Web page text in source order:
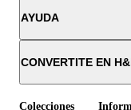
AYUDA
CONVERTITE EN
Colecciones